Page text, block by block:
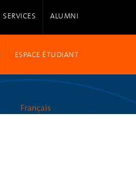
SERVICES ALUMNI
ESPACE ÉTUDIANT